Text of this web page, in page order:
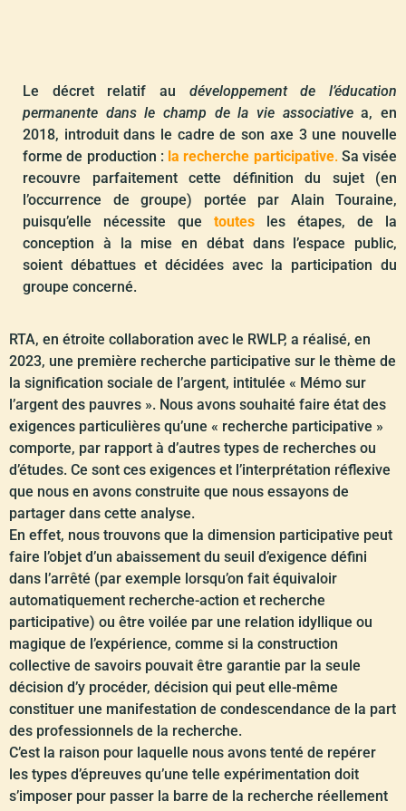
Le décret relatif au développement de l’éducation
permanente dans le champ de la vie associativea, en
2018, introduit dans le cadre de son axe 3 une nouvelle
forme de production : la recherche participative.Sa visée
recouvre parfaitement cette définition du sujet (en
l’occurrence de groupe) portée par Alain Touraine,
puisqu’elle nécessite que toutes les étapes, de la
conception à la mise en débat dans l’espace public,
soient débattues et décidées avec la participation du
groupe concerné.
RTA, en étroite collaboration avec le RWLP, a réalisé, en
2023, une première recherche participative sur le thème de
la signification sociale de l’argent, intitulée « Mémo sur
l’argent des pauvres ». Nous avons souhaité faire état des
exigences particulières qu’une « recherche participative »
comporte, par rapport à d’autres types de recherches ou
d’études. Ce sont ces exigences et l’interprétation réflexive
que nous en avons construite que nous essayons de
partager dans cette analyse.
En effet, nous trouvons que la dimension participative peut
faire l’objet d’un abaissement du seuil d’exigence défini
dans l’arrêté (par exemple lorsqu’on fait équivaloir
automatiquement recherche-action et recherche
participative) ou être voilée par une relation idyllique ou
magique de l’expérience, comme si la construction
collective de savoirs pouvait être garantie par la seule
décision d’y procéder, décision qui peut elle-même
constituer une manifestation de condescendance de la part
des professionnels de la recherche.
C’est la raison pour laquelle nous avons tenté de repérer
les types d’épreuves qu’une telle expérimentation doit
s’imposer pour passer la barre de la recherche réellement